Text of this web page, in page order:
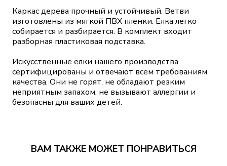
Каркас дерева прочный и устойчивый. Ветви
изготовлены из мягкой ПВХ пленки. Елка легко
собирается и разбирается. В комплект входит
разборная пластиковая подставка.
Искусственные елки нашего производства
сертифицированы и отвечают всем требованиям
качества. Они не горят, не обладают резким
неприятным запахом, не вызывают аллергии и
безопасны для ваших детей.
ВАМ ТАКЖЕ МОЖЕТ ПОНРАВИТЬСЯ